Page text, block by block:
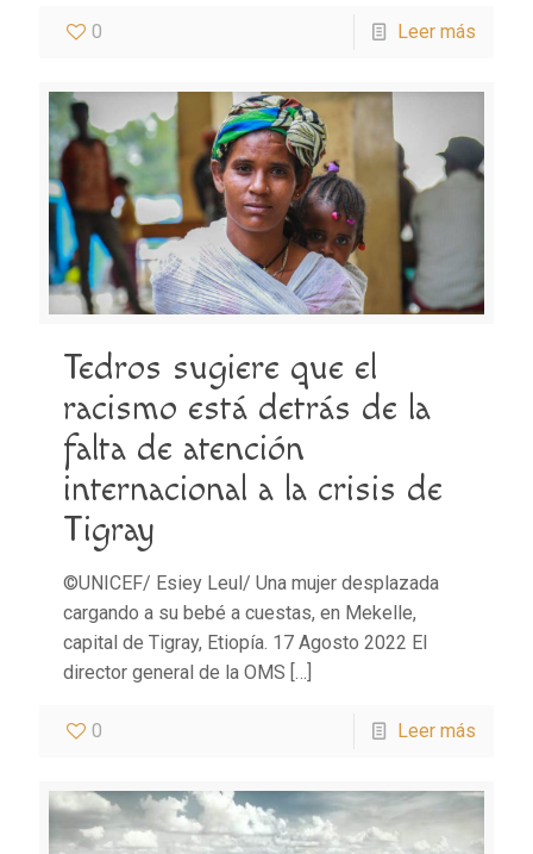
0 Leer más
Tedros sugiere que el
racismo está detrás de la
falta de atención
internacional a la crisis de
Tigray
©UNICEF/ Esiey Leul/ Una mujer desplazada
cargando a su bebé a cuestas, en Mekelle,
capital de Tigray, Etiopía. 17 Agosto 2022 El
director general de la OMS […]
0 Leer más